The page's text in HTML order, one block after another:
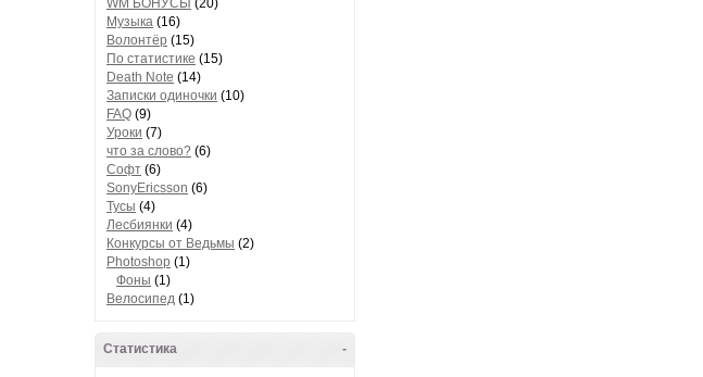
WM БОНУСЫ (20)
Музыка (16)
Волонтёр (15)
По статистике (15)
Death Note (14)
Записки одиночки (10)
FAQ (9)
Уроки (7)
что за слово? (6)
Софт (6)
SonyEricsson (6)
Тусы (4)
Лесбиянки (4)
Конкурсы от Ведьмы (2)
Photoshop (1)
Фоны (1)
Велосипед (1)
-
Статистика